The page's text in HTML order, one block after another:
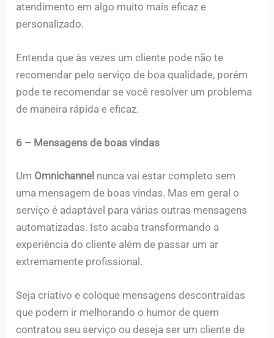
atendimento em algo muito mais eficaz e
personalizado.
Entenda que às vezes um cliente pode não te
recomendar pelo serviço de boa qualidade, porém
pode te recomendar se você resolver um problema
de maneira rápida e eficaz.
6 – Mensagens de boas vindas
Um Omnichannel nunca vai estar completo sem
uma mensagem de boas vindas. Mas em geral o
serviço é adaptável para várias outras mensagens
automatizadas. Isto acaba transformando a
experiência do cliente além de passar um ar
extremamente profissional.
Seja criativo e coloque mensagens descontraídas
que podem ir melhorando o humor de quem
contratou seu serviço ou deseja ser um cliente de